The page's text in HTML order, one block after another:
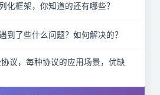
化框架，你知道的还有哪些？
到了些什么问题？如何解决的？
议，每种协议的应用场景，优缺